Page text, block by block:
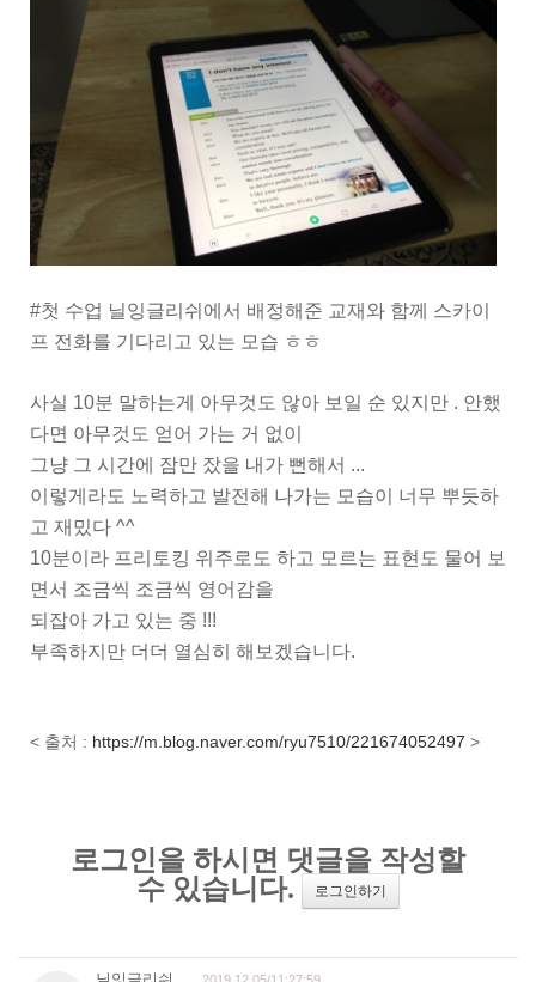
#첫 수업 닐잉글리쉬에서 배정해준 교재와 함께 스카이
프 전화를 기다리고 있는 모습 ㅎㅎ
사실 10분 말하는게 아무것도 않아 보일 순 있지만 . 안했
다면 아무것도 얻어 가는 거 없이
그냥 그 시간에 잠만 잤을 내가 뻔해서 ...
이렇게라도 노력하고 발전해 나가는 모습이 너무 뿌듯하
고 재밌다 ^^
10분이라 프리토킹 위주로도 하고 모르는 표현도 물어 보
면서 조금씩 조금씩 영어감을
되잡아 가고 있는 중 !!!
부족하지만 더더 열심히 해보겠습니다.
< 출처 : https://m.blog.naver.com/ryu7510/221674052497 >